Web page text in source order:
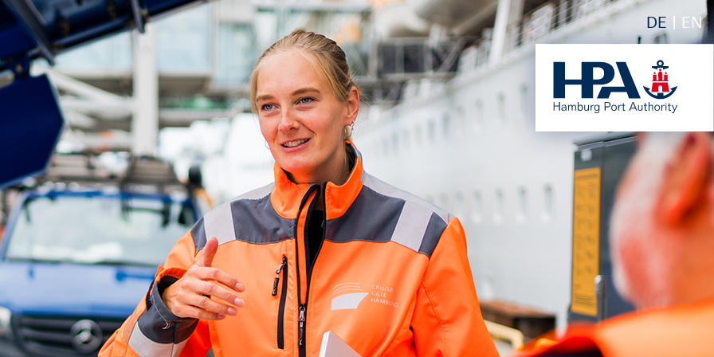
DE EN
Center der HPA
aller Verkehrsmeldungen im Hafen am